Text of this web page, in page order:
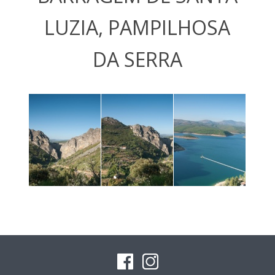
LUZIA, PAMPILHOSA
DA SERRA